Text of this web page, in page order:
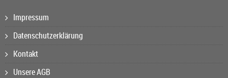
Impressum
Datenschutzerklärung
Kontakt
Unsere AGB